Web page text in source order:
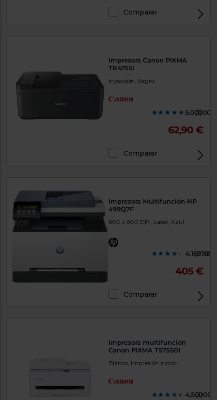
Comparar
Impresora Canon PIXMA
TR4755I
Inyección, Negro
(1)
62,90 €
Comparar
Impresora Multifunción HP
499Q7F
600 x 600 DPI, Laser, Azul
4.1691000
(278)
405 €
Comparar
Impresora multifunción
Canon PIXMA TS7550I
Blanco, Impresión a color
(2)